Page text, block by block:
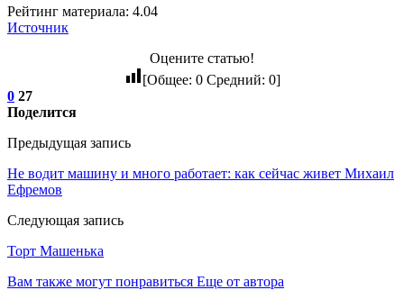
Рейтинг материала: 4.04
Источник
Оцените статью!
[Общее: 0Средний: 0]
0 27
Поделится
Предыдущая запись
Не водит машину и много работает: как сейчас живет Михаил
Ефремов
Следующая запись
Торт Машенька
Вам также могут понравиться Еще от автора